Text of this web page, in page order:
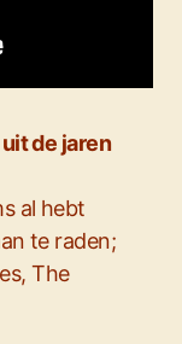
de jaren
al hebt
te raden;
The